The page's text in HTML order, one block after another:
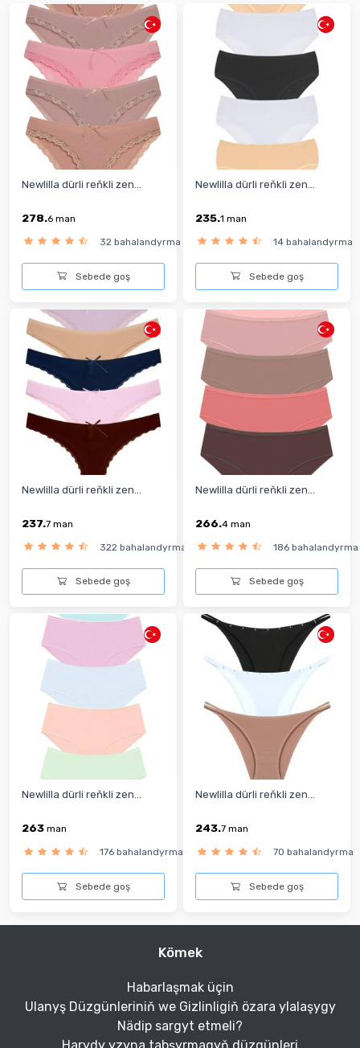
Newlilla dürli reňkli zen...
278.6 man
32 bahalandyrma
Sebede goş
Newlilla dürli reňkli zen...
235.1 man
14 bahalandyrma
Sebede goş
Newlilla dürli reňkli zen...
237.7 man
322 bahalandyrma
Sebede goş
Newlilla dürli reňkli zen...
266.4 man
186 bahalandyrma
Sebede goş
Newlilla dürli reňkli zen...
263 man
176 bahalandyrma
Sebede goş
Newlilla dürli reňkli zen...
243.7 man
70 bahalandyrma
Sebede goş
Kömek
Habarlaşmak üçin
Ulanyş Düzgünleriniň we Gizlinligiň özara ylalaşygy
Nädip sargyt etmeli?